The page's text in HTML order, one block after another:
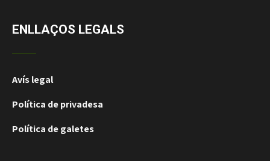
ENLLAÇOS LEGALS
Avís legal
Política de privadesa
Política de galetes